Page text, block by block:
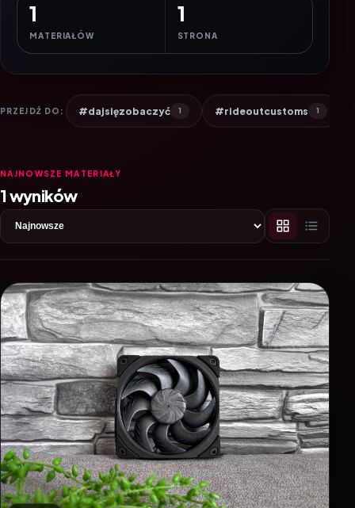
1
MATERIAŁÓW
1
STRONA
PRZEJDŹ DO: #dajsięzobaczyć 1 #rideoutcustoms 1
NAJNOWSZE MATERIAŁY
1 wyników